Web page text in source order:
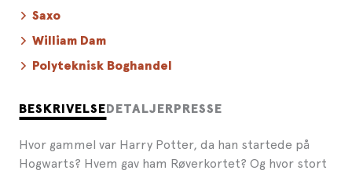
BESKRIVELSE DETALJER PRESSE
Hvor gammel var Harry Potter, da han startede på
Hogwarts? Hvem gav ham Røverkortet? Og hvor stort
Saxo
William Dam
Polyteknisk Boghandel